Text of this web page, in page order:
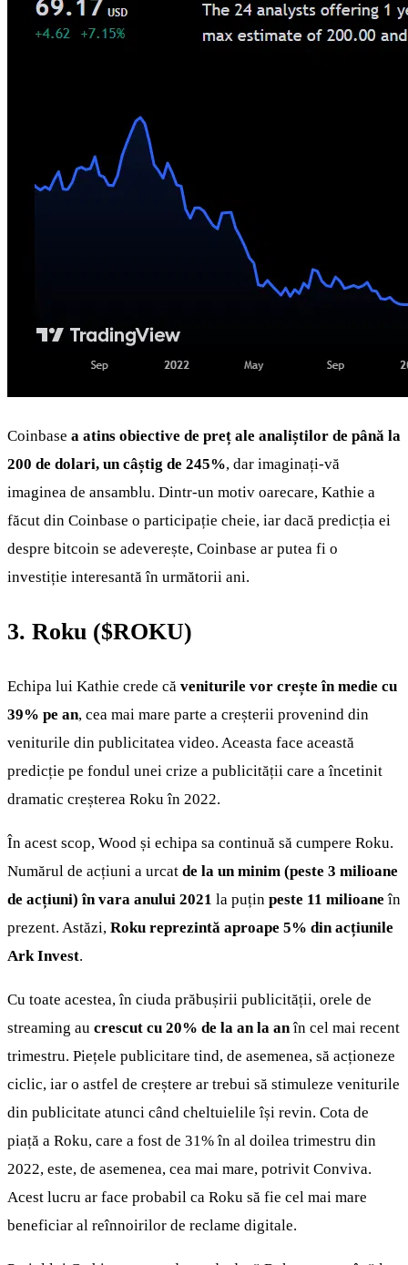
Coinbase a atins obiective de preț ale analiștilor de până la
200 de dolari, un câștig de 245%, dar imaginați-vă
imaginea de ansamblu. Dintr-un motiv oarecare, Kathie a
făcut din Coinbase o participație cheie, iar dacă predicția ei
despre bitcoin se adeverește, Coinbase ar putea fi o
investiție interesantă în următorii ani.
3. Roku ($ROKU)
Echipa lui Kathie crede că veniturile vor crește în medie cu
39% pe an, cea mai mare parte a creșterii provenind din
veniturile din publicitatea video. Aceasta face această
predicție pe fondul unei crize a publicității care a încetinit
dramatic creșterea Roku în 2022.
În acest scop, Wood și echipa sa continuă să cumpere Roku.
Numărul de acțiuni a urcat de la un minim (peste 3 milioane
de acțiuni) în vara anului 2021 la puțin peste 11 milioaneîn
prezent. Astăzi, Roku reprezintă aproape 5% din acțiunile
Ark Invest.
Cu toate acestea, în ciuda prăbușirii publicității, orele de
streaming au crescut cu 20% de la an la anîn cel mai recent
trimestru. Piețele publicitare tind, de asemenea, să acționeze
ciclic, iar o astfel de creștere ar trebui să stimuleze veniturile
din publicitate atunci când cheltuielile își revin. Cota de
piață a Roku, care a fost de 31% în al doilea trimestru din
2022, este, de asemenea, cea mai mare, potrivit Conviva.
Acest lucru ar face probabil ca Roku să fie cel mai mare
beneficiar al reînnoirilor de reclame digitale.